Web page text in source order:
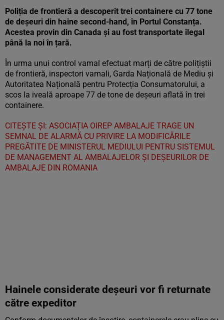
Poliția de frontieră a descoperit trei containere cu 77 tone
de deșeuri din haine second-hand, în Portul Constanța.
Acestea provin din Canada și au fost transportate ilegal
până la noi în țară.
În urma unui control vamal efectuat marți de către polițiștii
de frontieră, inspectori vamali, Garda Națională de Mediu și
Autoritatea Națională pentru Protecția Consumatorului, a
scos la iveală aproape 77 de tone de deşeuri aflată în trei
containere.
CITEȘTE ȘI: ASOCIAȚIA OIREP AMBALAJE TRAGE UN
SEMNAL DE ALARMĂ CU PRIVIRE LA MODIFICĂRILE
PREGĂTITE DE MINISTERUL MEDIULUI PENTRU SISTEMUL
DE MANAGEMENT AL AMBALAJELOR ȘI DEȘEURILOR DE
AMBALAJE DIN ROMANIA
Hainele considerate deșeuri vor fi returnate
către expeditor